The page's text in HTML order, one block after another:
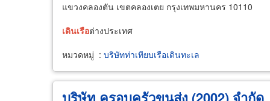
แขวงคลองตัน เขตคลองเตย กรุงเทพมหานคร 10110
เดินเรือต่างประเทศ
หมวดหมู่ : บริษัทท่าเทียบเรือเดินทะเล